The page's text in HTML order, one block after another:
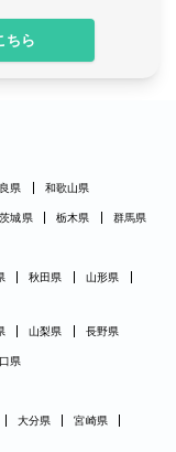
ちら
県 和歌山県
茨城県 栃木県 群馬県
秋田県
山形県
山梨県 長野県
県
大分県
宮崎県